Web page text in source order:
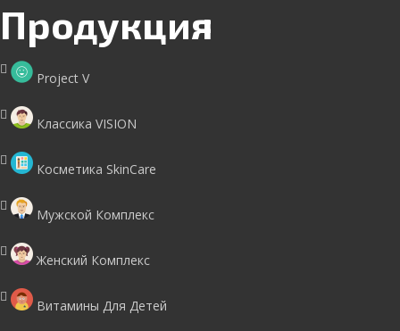
Продукция
Project V
Классика VISION
Косметика SkinCare
Мужской Комплекс
Женский Комплекс
Витамины Для Детей